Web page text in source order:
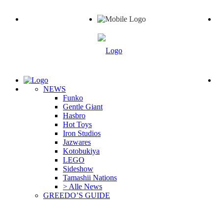
NEWS
Funko
Gentle Giant
Hasbro
Hot Toys
Iron Studios
Jazwares
Kotobukiya
LEGO
Sideshow
Tamashii Nations
> Alle News
GREEDO’S GUIDE